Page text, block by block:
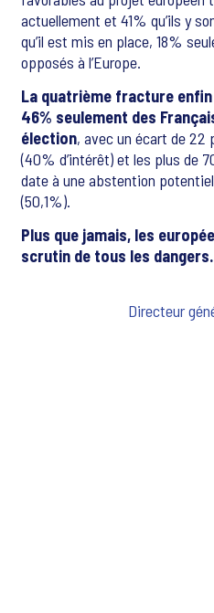
actuellement et 41% qu’ils y
qu’il est mis en place, 18%
opposés à l’Europe.
La quatrième fracture
46% seulement des
élection, avec un écart de 22
(40% d’intérêt) et les plus de
date à une abstention
(50,1%).
Plus que jamais, les
scrutin de tous les dangers.
Directeur